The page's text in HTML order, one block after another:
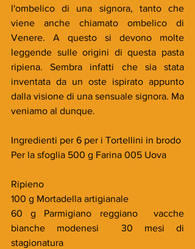
l'ombelico di una signora, tanto che
viene anche chiamato ombelico di
Venere. A questo si devono molte
leggende sulle origini di questa pasta
ripiena. Sembra infatti che sia stata
inventata da un oste ispirato appunto
dalla visione di una sensuale signora. Ma
veniamo al dunque.
Ingredienti per 6 per i Tortellini in brodo
Per la sfoglia 500 g Farina 005 Uova
Ripieno
100 g Mortadella artigianale
60 g Parmigiano reggiano  vacche
bianche modenesi  30 mesi di
stagionatura